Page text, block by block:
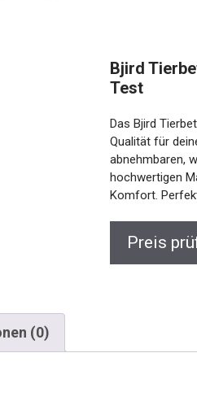
Bjird
Test
Das Bjird
Qualität für
abnehmbaren,
hochwertigen
Komfort.
Preis
(0)